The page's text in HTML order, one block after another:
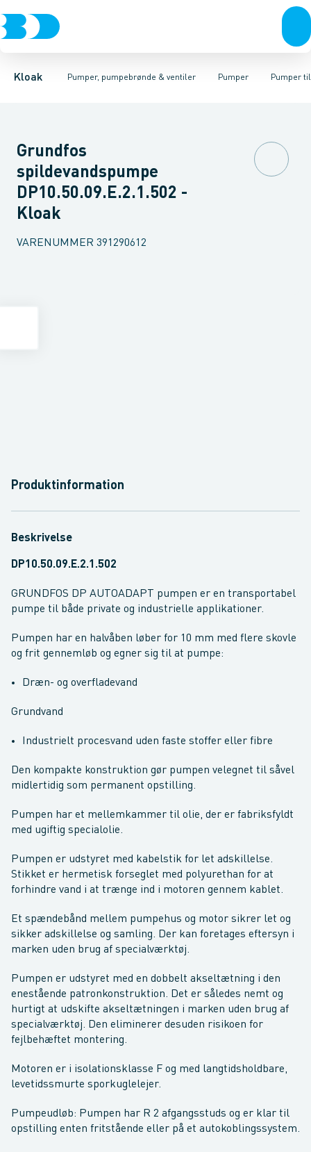
Kloak Pumper, pumpebrønde & ventiler
Rør & fittingsBrøndeBrøndgodsLinjeafvandingTanke,
Pumper
Pumpebrønde til gråt spildevandPumpebrønde til sortPumper
KælderpumperEntreprenør pumperPumper til sort
Grundfos
spildevandspumpe
DP10.50.09.E.2.1.502 -
Kloak
VARENUMMER 391290612
Produktinformation
Beskrivelse
DP10.50.09.E.2.1.502
GRUNDFOS DP AUTOADAPT pumpen er en transportabel
pumpe til både private og industrielle applikationer.
Pumpen har en halvåben løber for 10 mm med flere skovle
og frit gennemløb og egner sig til at pumpe:
Dræn- og overfladevand
Grundvand
Industrielt procesvand uden faste stoffer eller fibre
Den kompakte konstruktion gør pumpen velegnet til såvel
midlertidig som permanent opstilling.
Pumpen har et mellemkammer til olie, der er fabriksfyldt
med ugiftig specialolie.
Pumpen er udstyret med kabelstik for let adskillelse.
Stikket er hermetisk forseglet med polyurethan for at
forhindre vand i at trænge ind i motoren gennem kablet.
Et spændebånd mellem pumpehus og motor sikrer let og
sikker adskillelse og samling. Der kan foretages eftersyn i
marken uden brug af specialværktøj.
Pumpen er udstyret med en dobbelt akseltætning i den
enestående patronkonstruktion. Det er således nemt og
hurtigt at udskifte akseltætningen i marken uden brug af
specialværktøj. Den eliminerer desuden risikoen for
fejlbehæftet montering.
Motoren er i isolationsklasse F og med langtidsholdbare,
levetidssmurte sporkuglelejer.
Pumpeudløb: Pumpen har R 2 afgangsstuds og er klar til
opstilling enten fritstående eller på et autokoblingssystem.